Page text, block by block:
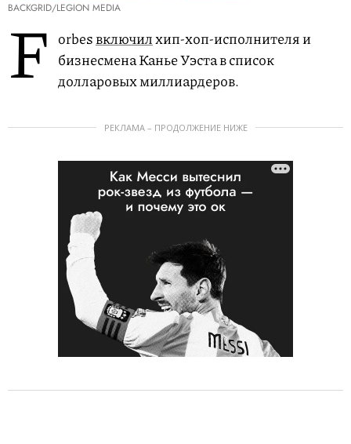
BACKGRID/LEGION MEDIA
F orbesвключилхип-хоп-исполнителя и
бизнесмена Канье Уэста в список
долларовых миллиардеров.
РЕКЛАМА – ПРОДОЛЖЕНИЕ НИЖЕ